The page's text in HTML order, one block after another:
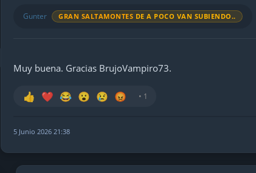
Gunter GRAN SALTAMONTES DE A POCO VAN SUBIENDO..
Muy buena. Gracias BrujoVampiro73.
👍 ❤️ 😂 😮 😢 😡 • 1
5 Junio 2026 21:38